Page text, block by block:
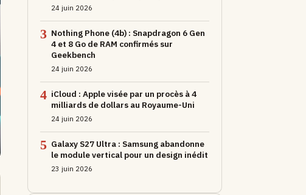
24 juin 2026
3 Nothing Phone (4b) : Snapdragon 6 Gen
4 et 8 Go de RAM confirmés sur
Geekbench
24 juin 2026
4 iCloud : Apple visée par un procès à 4
milliards de dollars au Royaume-Uni
24 juin 2026
5 Galaxy S27 Ultra : Samsung abandonne
le module vertical pour un design inédit
23 juin 2026